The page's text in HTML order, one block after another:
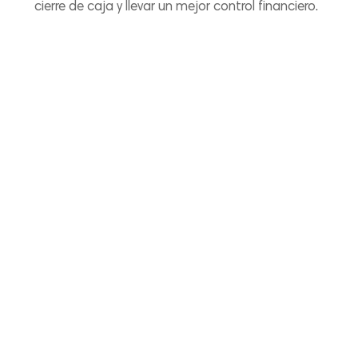
cierre de caja y llevar un mejor control financiero.